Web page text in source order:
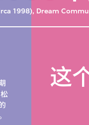
1998), Dream
这